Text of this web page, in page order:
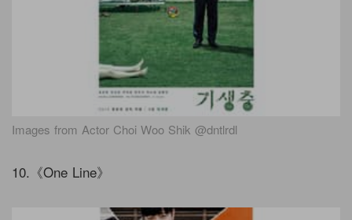
Images from Actor Choi Woo Shik @dntlrdl
10.《One Line》